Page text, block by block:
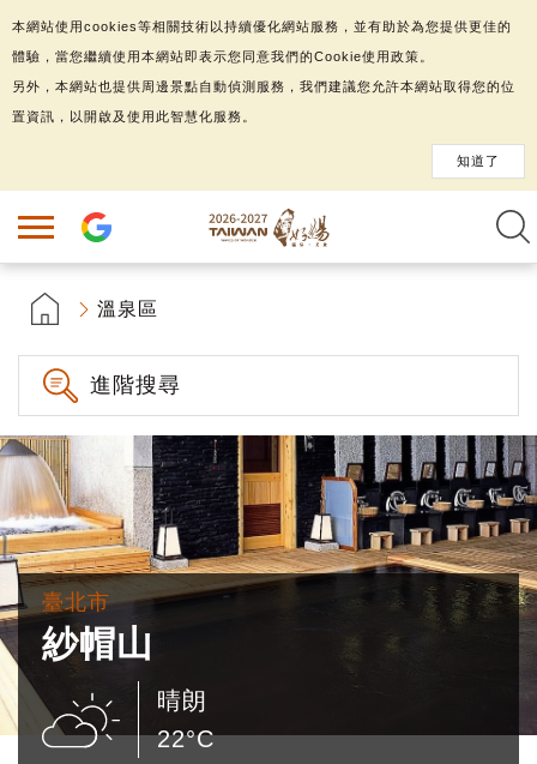
溫泉區
進階搜尋
臺北市
紗帽山
晴朗
22°C
本網站使用cookies等相關技術以持續優化網站服務，並有助於為您提供更佳的
體驗，當您繼續使用本網站即表示您同意我們的Cookie使用政策。
另外，本網站也提供周邊景點自動偵測服務，我們建議您允許本網站取得您的位
置資訊，以開啟及使用此智慧化服務。
知道了